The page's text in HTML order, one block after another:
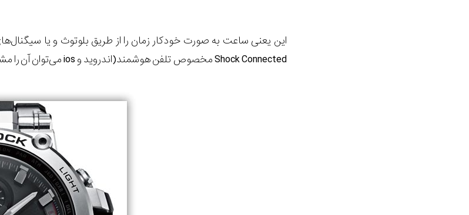
این یعنی ساعت به صورت خودکار زمان را از طریق بلوتوث و یا
Shock Connectedمخصوص تلفن هوشمند(اندروید وiosمی‌توان آن را